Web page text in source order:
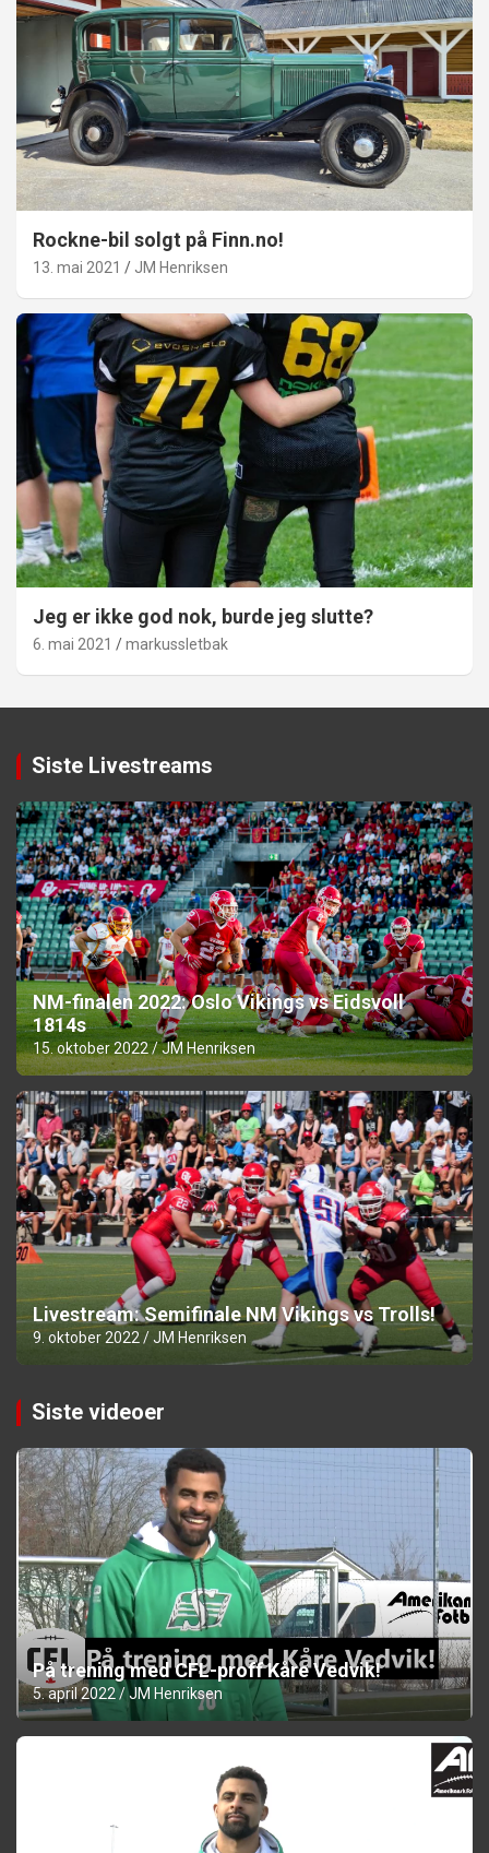
Rockne-bil solgt på Finn.no!
13. mai 2021 JM Henriksen
Jeg er ikke god nok, burde jeg slutte?
6. mai 2021 markussletbak
Siste Livestreams
NM-finalen 2022: Oslo Vikings vs Eidsvoll
1814s
15. oktober 2022 JM Henriksen
Livestream: Semifinale NM Vikings vs Trolls!
9. oktober 2022 JM Henriksen
Siste videoer
På trening med CFL-proff Kåre Vedvik!
5. april 2022 JM Henriksen